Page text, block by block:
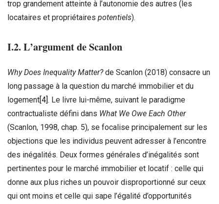
trop grandement atteinte à l’autonomie des autres (les
locataires et propriétaires potentiels).
I.2. L’argument de Scanlon
Why Does Inequality Matter?de Scanlon (2018) consacre un
long passage à la question du marché immobilier et du
logement[4]. Le livre lui-même, suivant le paradigme
contractualiste défini dans What We Owe Each Other
(Scanlon, 1998, chap. 5), se focalise principalement sur les
objections que les individus peuvent adresser à l’encontre
des inégalités. Deux formes générales d’inégalités sont
pertinentes pour le marché immobilier et locatif : celle qui
donne aux plus riches un pouvoir disproportionné sur ceux
qui ont moins et celle qui sape l’égalité d’opportunités